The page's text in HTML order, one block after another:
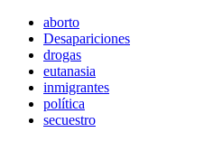
aborto
Desapariciones
drogas
eutanasia
inmigrantes
política
secuestro